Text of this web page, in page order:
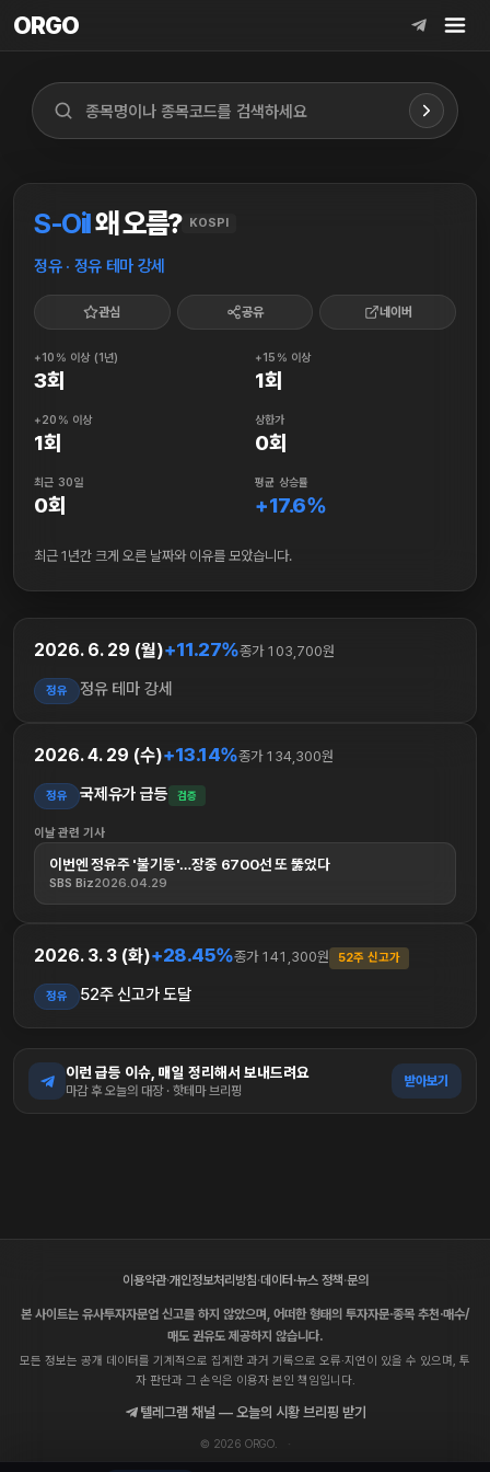
ORGO
ORGO
S-Oil왜 오름? KOSPI
정유 · 정유 테마 강세
관심 공유 네이버
+10% 이상 (1년)
3회
+15% 이상
1회
+20% 이상
1회
상한가
0회
최근 30일
0회
평균 상승률
+17.6%
최근 1년간 크게 오른 날짜와 이유를 모았습니다.
2026. 6. 29 (월)+11.27%종가 103,700원
정유 정유 테마 강세
2026. 4. 29 (수)+13.14%종가 134,300원
정유 국제유가 급등 검증
이날 관련 기사
이번엔 정유주 '불기둥'…장중 6700선 또 뚫었다
SBS Biz2026.04.29
2026. 3. 3 (화)+28.45%종가 141,300원 52주 신고가
정유 52주 신고가 도달
이런 급등 이슈, 매일 정리해서 보내드려요
마감 후 오늘의 대장 · 핫테마 브리핑
받아보기
이용약관·개인정보처리방침·데이터·뉴스 정책·문의
본 사이트는 유사투자자문업 신고를 하지 않았으며, 어떠한 형태의 투자자문·종목 추천·매수/
매도 권유도 제공하지 않습니다.
모든 정보는 공개 데이터를 기계적으로 집계한 과거 기록으로 오류·지연이 있을 수 있으며, 투
자 판단과 그 손익은 이용자 본인 책임입니다.
텔레그램 채널 — 오늘의 시황 브리핑 받기
© 2026 ORGO. ·